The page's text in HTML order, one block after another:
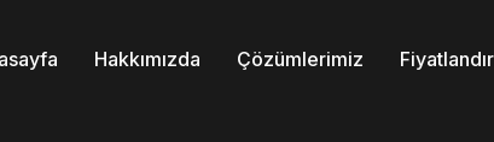
Hakkımızda Çözümlerimiz